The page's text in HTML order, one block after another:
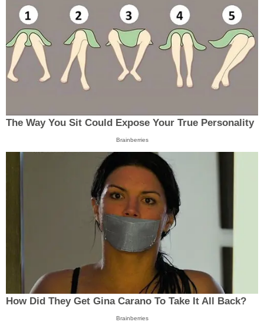
The Way You Sit Could Expose Your True Personality
Brainberries
How Did They Get Gina Carano To Take It All Back?
Brainberries